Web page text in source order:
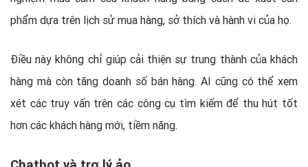
phẩm dựa trên lịch sử mua hàng, sở thích và hành vi của họ.
Điều này không chỉ giúp cải thiện sự trung thành của khách
hàng mà còn tăng doanh số bán hàng. AI cũng có thể xem
xét các truy vấn trên các công cụ tìm kiếm để thu hút tốt
hơn các khách hàng mới, tiềm năng.